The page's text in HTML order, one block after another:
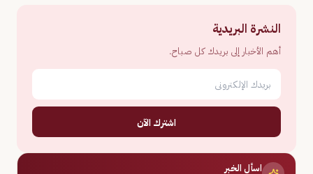
النشرة البريدية
أهم الأخبار إلى بريدك كل صباح.
اشترك الآن
اسأل الخبر